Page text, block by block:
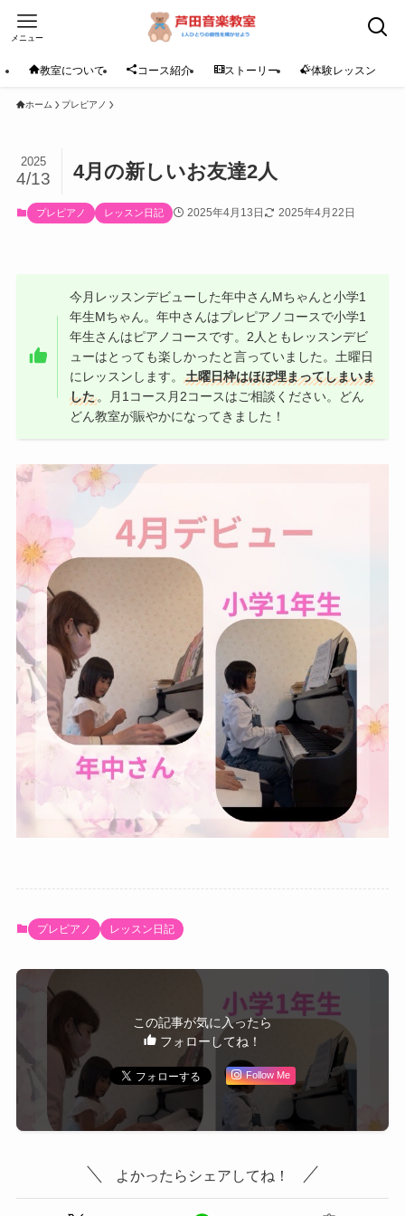
メニュー
教室について コース紹介 ストーリー 体験レッスン
ホーム プレピアノ
4月の新しいお友達2人
2025
4/13
プレピアノ レッスン日記 2025年4月13日 2025年4月22日
今月レッスンデビューした年中さんMちゃんと小学1
年生Mちゃん。年中さんはプレピアノコースで小学1
年生さんはピアノコースです。2人ともレッスンデビ
ューはとっても楽しかったと言っていました。土曜日
にレッスンします。土曜日枠はほぼ埋まってしまいま
した。月1コース月2コースはご相談ください。どん
どん教室が賑やかになってきました！
プレピアノ レッスン日記
この記事が気に入ったら
フォローしてね！
Follow Me
よかったらシェアしてね！